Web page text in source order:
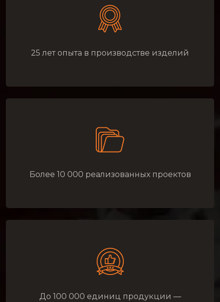
25 лет опыта в производстве изделий
Более 10 000 реализованных проектов
До 100 000 единиц продукции —